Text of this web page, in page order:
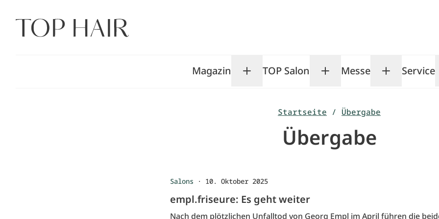
Inhalt
springen
Magazin Toggle Magazin submenu
TOP Salon Toggle TOP Salon
Messe ToggleService
Startseite / Übergabe
Übergabe
Salons · 10. Oktober 2025
empl.friseure: Es geht weiter
Nach dem plötzlichen Unfalltod von Georg Empl im April führen die